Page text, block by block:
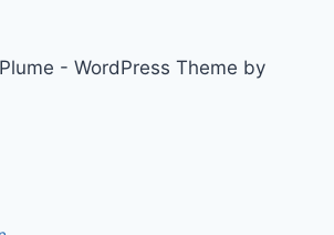
- WordPress Theme by